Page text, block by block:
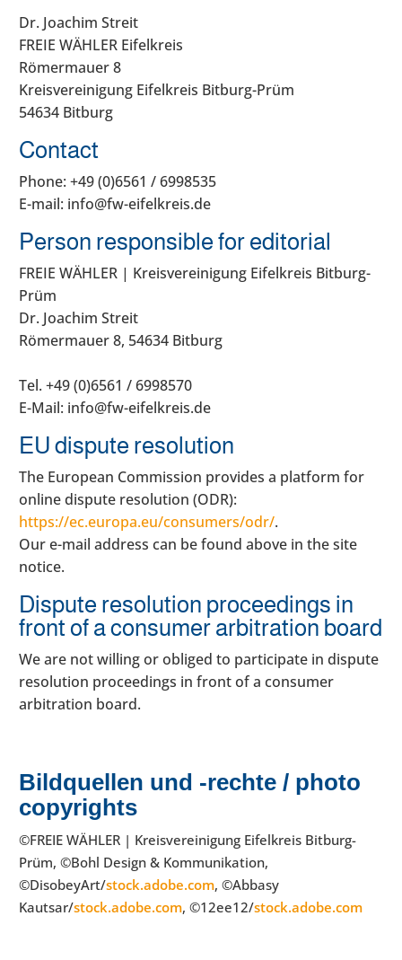
Dr. Joachim Streit
FREIE WÄHLER Eifelkreis
Römermauer 8
Kreisvereinigung Eifelkreis Bitburg-Prüm
54634 Bitburg
Contact
Phone: +49 (0)6561 / 6998535
E-mail: info@fw-eifelkreis.de
Person responsible for editorial
FREIE WÄHLER | Kreisvereinigung Eifelkreis Bitburg-
Prüm
Dr. Joachim Streit
Römermauer 8, 54634 Bitburg
Tel. +49 (0)6561 / 6998570
E-Mail: info@fw-eifelkreis.de
EU dispute resolution
The European Commission provides a platform for
online dispute resolution (ODR):
https://ec.europa.eu/consumers/odr/.
Our e-mail address can be found above in the site
notice.
Dispute resolution proceedings in
front of a consumer arbitration board
We are not willing or obliged to participate in dispute
resolution proceedings in front of a consumer
arbitration board.
Bildquellen und -rechte / photo
copyrights
©FREIE WÄHLER | Kreisvereinigung Eifelkreis Bitburg-
Prüm, ©Bohl Design & Kommunikation,
©DisobeyArt/stock.adobe.com, ©Abbasy
Kautsar/stock.adobe.com, ©12ee12/stock.adobe.com